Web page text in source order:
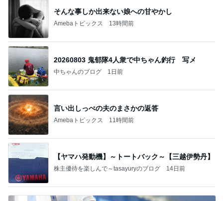
そんな事しか出来ない娘への甘やかし
Amebaトピックス 13時間前
20260803 鬼郁隊4人衆で中ちゃん釣行 写メ
中ちゃんのブログ 1日前
言い出しっぺの夫のまさかの返答
Amebaトピックス 11時間前
【ヤマハ発動機】～トートバック～【三越伊勢丹】
株主優待を楽しんで～tasayuryのブログ 14日前